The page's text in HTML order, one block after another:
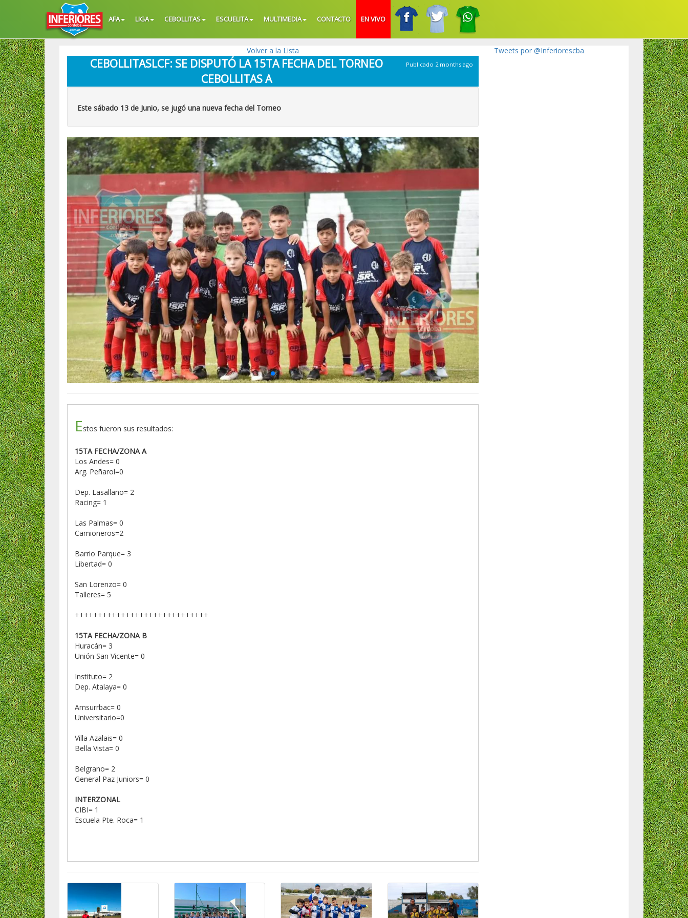
AFA LIGA CEBOLLITAS ESCUELITA MULTIMEDIA CONTACTO EN VIVO
Volver a la Lista
Publicado 2 months ago
CEBOLLITASLCF: SE DISPUTÓ LA 15TA FECHA DEL TORNEO
CEBOLLITAS A
Este sábado 13 de Junio, se jugó una nueva fecha del Torneo
Estos fueron sus resultados:
15TA FECHA/ZONA A
Los Andes= 0
Arg. Peñarol=0
Dep. Lasallano= 2
Racing= 1
Las Palmas= 0
Camioneros=2
Barrio Parque= 3
Libertad= 0
San Lorenzo= 0
Talleres= 5
+++++++++++++++++++++++++++++
15TA FECHA/ZONA B
Huracán= 3
Unión San Vicente= 0
Instituto= 2
Dep. Atalaya= 0
Amsurrbac= 0
Universitario=0
Villa Azalais= 0
Bella Vista= 0
Belgrano= 2
General Paz Juniors= 0
INTERZONAL
CIBI= 1
Escuela Pte. Roca= 1
Tweets por @Inferiorescba